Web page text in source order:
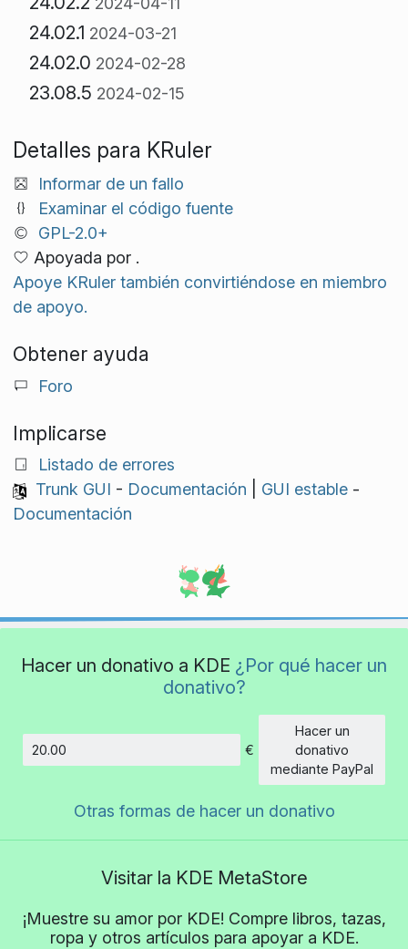
24.02.1 2024-03-21
24.02.0 2024-02-28
23.08.5 2024-02-15
Detalles para KRuler
Informar de un fallo
Examinar el código fuente
GPL-2.0+
Apoyada por .
Apoye KRuler también convirtiéndose en miembro
de apoyo.
Obtener ayuda
Foro
Implicarse
Listado de errores
Trunk GUI - Documentación GUI estable-
Documentación
Hacer un donativo a KDE ¿Por qué hacer un
donativo?
Cantidad
€
Hacer un
donativo
mediante PayPal
Otras formas de hacer un donativo
Visitar la KDE MetaStore
¡Muestre su amor por KDE! Compre libros, tazas,
ropa y otros artículos para apoyar a KDE.